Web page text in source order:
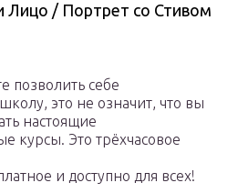
Лицо / Портрет со Стивом
позволить себе
это не означит, что вы
настоящие
курсы. Это трёхчасовое
и доступно для всех!